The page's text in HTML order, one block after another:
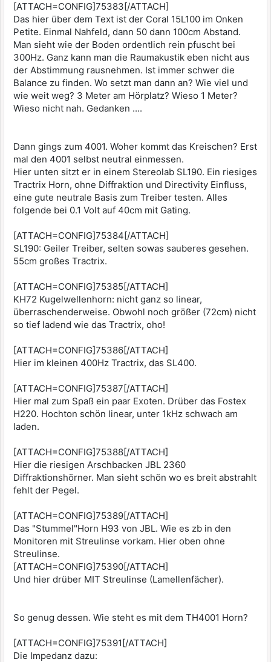
[ATTACH=CONFIG]75383[/ATTACH]
Das hier über dem Text ist der Coral 15L100 im Onken
Petite. Einmal Nahfeld, dann 50 dann 100cm Abstand.
Man sieht wie der Boden ordentlich rein pfuscht bei
300Hz. Ganz kann man die Raumakustik eben nicht aus
der Abstimmung rausnehmen. Ist immer schwer die
Balance zu finden. Wo setzt man dann an? Wie viel und
wie weit weg? 3 Meter am Hörplatz? Wieso 1 Meter?
Wieso nicht nah. Gedanken ....
Dann gings zum 4001. Woher kommt das Kreischen? Erst
mal den 4001 selbst neutral einmessen.
Hier unten sitzt er in einem Stereolab SL190. Ein riesiges
Tractrix Horn, ohne Diffraktion und Directivity Einfluss,
eine gute neutrale Basis zum Treiber testen. Alles
folgende bei 0.1 Volt auf 40cm mit Gating.
[ATTACH=CONFIG]75384[/ATTACH]
SL190: Geiler Treiber, selten sowas sauberes gesehen.
55cm großes Tractrix.
[ATTACH=CONFIG]75385[/ATTACH]
KH72 Kugelwellenhorn: nicht ganz so linear,
überraschenderweise. Obwohl noch größer (72cm) nicht
so tief ladend wie das Tractrix, oho!
[ATTACH=CONFIG]75386[/ATTACH]
Hier im kleinen 400Hz Tractrix, das SL400.
[ATTACH=CONFIG]75387[/ATTACH]
Hier mal zum Spaß ein paar Exoten. Drüber das Fostex
H220. Hochton schön linear, unter 1kHz schwach am
laden.
[ATTACH=CONFIG]75388[/ATTACH]
Hier die riesigen Arschbacken JBL 2360
Diffraktionshörner. Man sieht schön wo es breit abstrahlt
fehlt der Pegel.
[ATTACH=CONFIG]75389[/ATTACH]
Das "Stummel"Horn H93 von JBL. Wie es zb in den
Monitoren mit Streulinse vorkam. Hier oben ohne
Streulinse.
[ATTACH=CONFIG]75390[/ATTACH]
Und hier drüber MIT Streulinse (Lamellenfächer).
So genug dessen. Wie steht es mit dem TH4001 Horn?
[ATTACH=CONFIG]75391[/ATTACH]
Die Impedanz dazu: